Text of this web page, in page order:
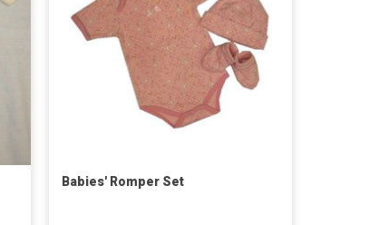
Babies' Romper Set